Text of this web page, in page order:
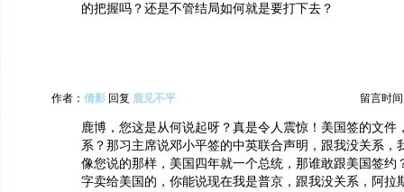
的把握吗？还是不管结局如何就是要打下去？
作者： 倩影 回复 鹿见不平 留言时间
鹿博，您这是从何说起呀？真是令人震惊！美国签的文件
系？那习主席说邓小平签的中英联合声明，跟我没关系，
像您说的那样，美国四年就一个总统，那谁敢跟美国签约
字卖给美国的，你能说现在我是普京，跟我没关系，阿拉